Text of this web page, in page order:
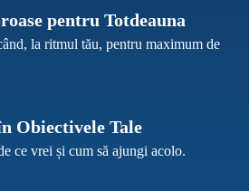
pentru Totdeauna
la ritmul tău, pentru maximum de
Obiectivele Tale